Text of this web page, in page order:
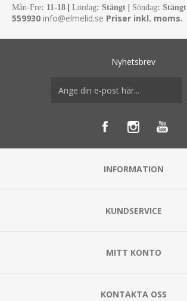
Mån-Fre: 11-18 Lördag: Stängt Söndag: Stängt
559930 info@elmelid.se Priser inkl. moms.
Nyhetsbrev
INFORMATION
KUNDSERVICE
MITT KONTO
KONTAKTA OSS